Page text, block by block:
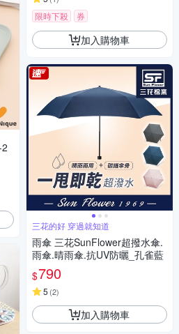
限時下殺 券
加入購物車
三花的好 穿過就知道
雨傘 三花SunFlower超撥水傘.
雨傘.晴雨傘.抗UV防曬_孔雀藍
$790
5 (2)
加入購物車